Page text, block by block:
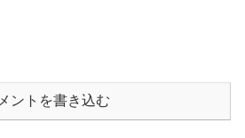
ントを書き込む